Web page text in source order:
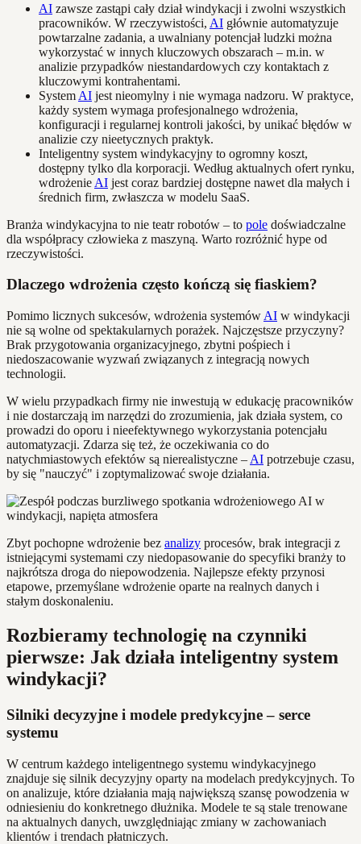
AI zawsze zastąpi cały dział windykacji i zwolni wszystkich
pracowników. W rzeczywistości, AI głównie automatyzuje
powtarzalne zadania, a uwalniany potencjał ludzki można
wykorzystać w innych kluczowych obszarach – m.in. w
analizie przypadków niestandardowych czy kontaktach z
kluczowymi kontrahentami.
System AI jest nieomylny i nie wymaga nadzoru. W praktyce,
każdy system wymaga profesjonalnego wdrożenia,
konfiguracji i regularnej kontroli jakości, by unikać błędów w
analizie czy nieetycznych praktyk.
Inteligentny system windykacyjny to ogromny koszt,
dostępny tylko dla korporacji. Według aktualnych ofert rynku,
wdrożenie AI jest coraz bardziej dostępne nawet dla małych i
średnich firm, zwłaszcza w modelu SaaS.
Branża windykacyjna to nie teatr robotów – to pole doświadczalne
dla współpracy człowieka z maszyną. Warto rozróżnić hype od
rzeczywistości.
Dlaczego wdrożenia często kończą się fiaskiem?
Pomimo licznych sukcesów, wdrożenia systemów AI w windykacji
nie są wolne od spektakularnych porażek. Najczęstsze przyczyny?
Brak przygotowania organizacyjnego, zbytni pośpiech i
niedoszacowanie wyzwań związanych z integracją nowych
technologii.
W wielu przypadkach firmy nie inwestują w edukację pracowników
i nie dostarczają im narzędzi do zrozumienia, jak działa system, co
prowadzi do oporu i nieefektywnego wykorzystania potencjału
automatyzacji. Zdarza się też, że oczekiwania co do
natychmiastowych efektów są nierealistyczne – AI potrzebuje czasu,
by się "nauczyć" i zoptymalizować swoje działania.
Zbyt pochopne wdrożenie bez analizy procesów, brak integracji z
istniejącymi systemami czy niedopasowanie do specyfiki branży to
najkrótsza droga do niepowodzenia. Najlepsze efekty przynosi
etapowe, przemyślane wdrożenie oparte na realnych danych i
stałym doskonaleniu.
Rozbieramy technologię na czynniki
pierwsze: Jak działa inteligentny system
windykacji?
Silniki decyzyjne i modele predykcyjne – serce
systemu
W centrum każdego inteligentnego systemu windykacyjnego
znajduje się silnik decyzyjny oparty na modelach predykcyjnych. To
on analizuje, które działania mają największą szansę powodzenia w
odniesieniu do konkretnego dłużnika. Modele te są stale trenowane
na aktualnych danych, uwzględniając zmiany w zachowaniach
klientów i trendach płatniczych.